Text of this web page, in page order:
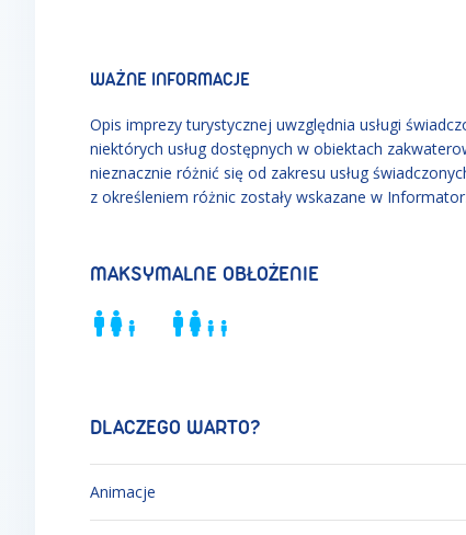
WAŻNE INFORMACJE
Opis imprezy turystycznej uwzględnia usługi
niektórych usług dostępnych w obiektach
nieznacznie różnić się od zakresu usług
z określeniem różnic zostały wskazane w
MAKSYMALNE OBŁOŻENIE
DLACZEGO WARTO?
Animacje